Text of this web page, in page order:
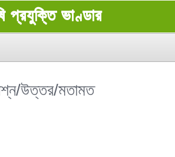
প্রযুক্তি ভাণ্ডার
উত্তর/মতামত